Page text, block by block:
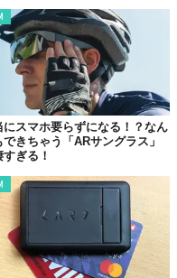
©株式会社CIO
ンへの傷つけ防止を考え
フカメラのボディのよう
劣化対策も抜かりなし。
にスマホ要らずになる！？なん
できちゃう「ARサングラス」
ぎる！